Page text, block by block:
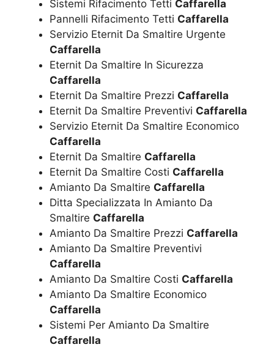
Sistemi Rifacimento Tetti Caffarella
Pannelli Rifacimento Tetti Caffarella
Servizio Eternit Da Smaltire Urgente
Caffarella
Eternit Da Smaltire In Sicurezza
Caffarella
Eternit Da Smaltire Prezzi Caffarella
Eternit Da Smaltire Preventivi Caffarella
Servizio Eternit Da Smaltire Economico
Caffarella
Eternit Da Smaltire Caffarella
Eternit Da Smaltire Costi Caffarella
Amianto Da Smaltire Caffarella
Ditta Specializzata In Amianto Da
Smaltire Caffarella
Amianto Da Smaltire Prezzi Caffarella
Amianto Da Smaltire Preventivi
Caffarella
Amianto Da Smaltire Costi Caffarella
Amianto Da Smaltire Economico
Caffarella
Sistemi Per Amianto Da Smaltire
Caffarella